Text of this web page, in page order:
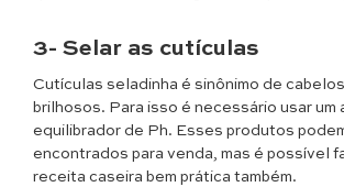
3- Selar as cutículas
Cutículas seladinha é sinônimo de
brilhosos. Para isso é necessário usar um
equilibrador de Ph. Esses produtos
encontrados para venda, mas é possível
receita caseira bem prática também.